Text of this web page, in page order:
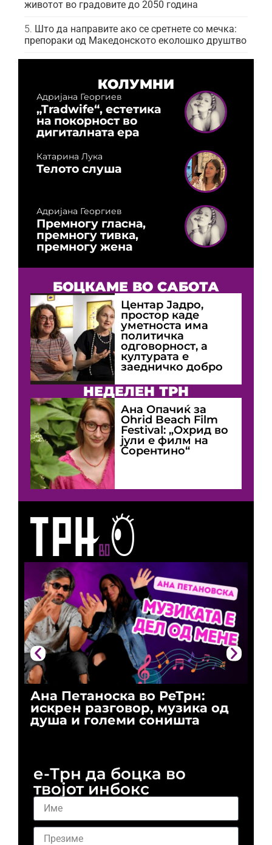
животот во градовите до 2050 година
Што да направите ако се сретнете со мечка:
препораки од Македонското еколошко друштво
Ана Петаноска во РеТрн:
искрен разговор, музика од
душа и големи соништа
КОЛУМНИ
Адријана Георгиев
„Tradwife“, естетика
на покорност во
дигиталната ера
Катарина Лука
Телото слуша
Адријана Георгиев
Премногу гласна,
премногу тивка,
премногу жена
БОЦКАМЕ ВО САБОТА
Центар Јадро,
простор каде
уметноста има
политичка
одговорност, а
културата е
заедничко добро
НЕДЕЛЕН ТРН
Ана Опачиќ за
Оhrid Beach Film
Festival: „Охрид во
јули е филм на
Сорентино“
е-Трн да боцка во
твојот инбокс